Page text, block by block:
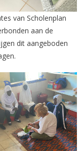
van Scholenplan
aan de
dit aangeboden